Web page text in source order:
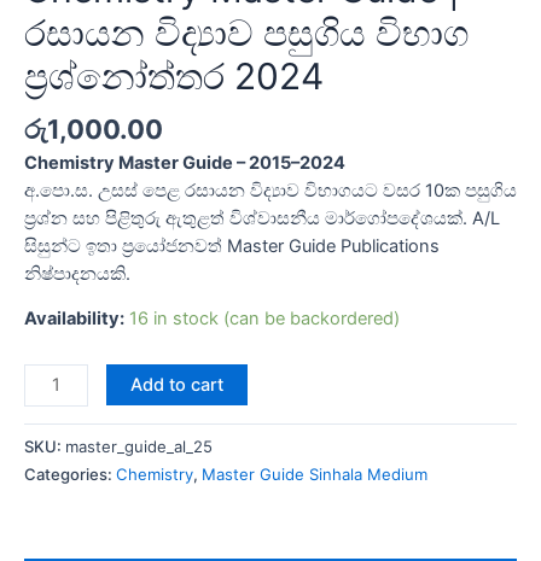
රසායන විද්‍යාව පසුගිය විභාග
ප්‍රශ්නෝත්තර 2024
රු1,000.00
Chemistry Master Guide – 2015–2024
අ.පො.ස. උසස් පෙළ රසායන විද්‍යාව විභාගයට වසර 10ක පසුගිය
ප්‍රශ්න සහ පිළිතුරු ඇතුළත් විශ්වාසනීය මාර්ගෝපදේශයක්. A/L
සිසුන්ට ඉතා ප්‍රයෝජනවත් Master Guide Publications
නිෂ්පාදනයකි.
Availability: 16 in stock (can be backordered)
Add to cart
SKU: master_guide_al_25
Categories: Chemistry, Master Guide Sinhala Medium